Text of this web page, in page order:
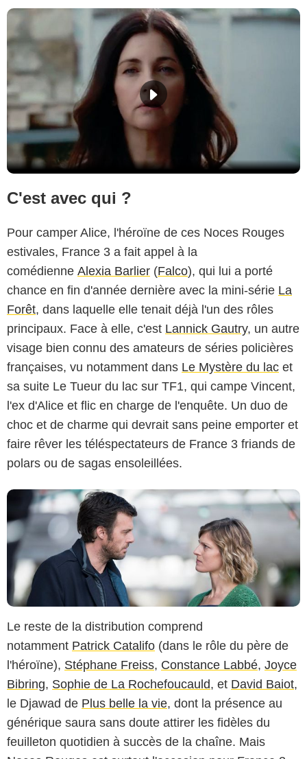
C'est avec qui ?
Pour camper Alice, l'héroïne de ces Noces Rouges
estivales, France 3 a fait appel à la
comédienne Alexia Barlier (Falco), qui lui a porté
chance en fin d'année dernière avec la mini-série La
Forêt, dans laquelle elle tenait déjà l'un des rôles
principaux. Face à elle, c'est Lannick Gautry, un autre
visage bien connu des amateurs de séries policières
françaises, vu notamment dans Le Mystère du lac et
sa suite Le Tueur du lac sur TF1, qui campe Vincent,
l'ex d'Alice et flic en charge de l'enquête. Un duo de
choc et de charme qui devrait sans peine emporter et
faire rêver les téléspectateurs de France 3 friands de
polars ou de sagas ensoleillées.
Le reste de la distribution comprend
notamment Patrick Catalifo (dans le rôle du père de
l'héroïne), Stéphane Freiss, Constance Labbé, Joyce
Bibring, Sophie de La Rochefoucauld, et David Baiot,
le Djawad de Plus belle la vie, dont la présence au
générique saura sans doute attirer les fidèles du
feuilleton quotidien à succès de la chaîne. Mais